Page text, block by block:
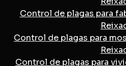
Control de plagas para
Control de plagas para
Control de plagas para